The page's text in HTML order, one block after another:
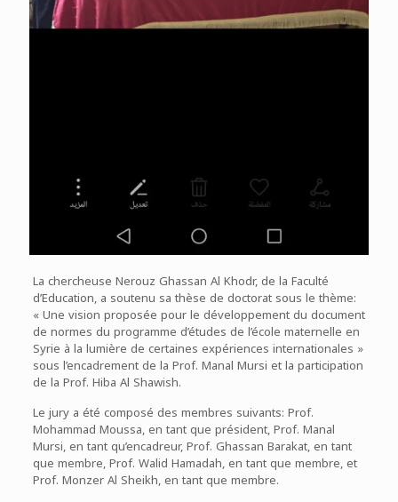
La chercheuse Nerouz Ghassan Al Khodr, de la Faculté
d’Education, a soutenu sa thèse de doctorat sous le thème:
« Une vision proposée pour le développement du document
de normes du programme d’études de l’école maternelle en
Syrie à la lumière de certaines expériences internationales »
sous l’encadrement de la Prof. Manal Mursi et la participation
de la Prof. Hiba Al Shawish.
Le jury a été composé des membres suivants: Prof.
Mohammad Moussa, en tant que président, Prof. Manal
Mursi, en tant qu’encadreur, Prof. Ghassan Barakat, en tant
que membre, Prof. Walid Hamadah, en tant que membre, et
Prof. Monzer Al Sheikh, en tant que membre.